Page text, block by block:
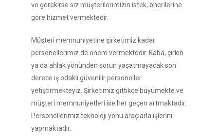
ve gerekirse siz müşterilerimizin istek, önerilerine
göre hizmet vermektedir.
Müşteri memnuniyetine şirketimiz kadar
personellerimiz de önem vermektedir. Kaba, çirkin
ya da ahlak yönünden sorun yaşatmayacak son
derece iş odaklı güvenilir personeller
yetiştirmekteyiz. Şirketimiz gittikçe büyümekte ve
müşteri memnuniyetleri ise her geçen artmaktadır.
Personellerimiz teknoloji yönü araçlarla işlerini
yapmaktadır.